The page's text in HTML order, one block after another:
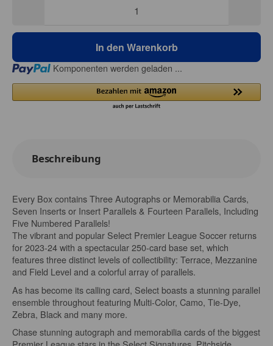
In den Warenkorb
Loading... Komponenten werden geladen ...
Beschreibung
Every Box contains Three Autographs or Memorabilia Cards,
Seven Inserts or Insert Parallels & Fourteen Parallels, Including
Five Numbered Parallels!
The vibrant and popular Select Premier League Soccer returns
for 2023-24 with a spectacular 250-card base set, which
features three distinct levels of collectibility: Terrace, Mezzanine
and Field Level and a colorful array of parallels.
As has become its calling card, Select boasts a stunning parallel
ensemble throughout featuring Multi-Color, Camo, Tie-Dye,
Zebra, Black and many more.
Chase stunning autograph and memorabilia cards of the biggest